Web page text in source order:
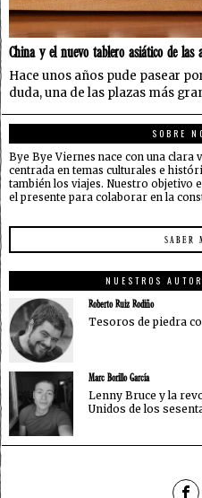
China y el nuevo tablero asiático de las
Hace unos años pude pasear
duda, una de las plazas más
SOBRE
Bye Bye Viernes nace con una clara
centrada en temas culturales e
también los viajes. Nuestro objetivo
el presente para colaborar en la
SABER
NUESTROS
Roberto Ruiz Rodiño
Tesoros de piedra
Marc Borillo García
Lenny Bruce y la
Unidos de los